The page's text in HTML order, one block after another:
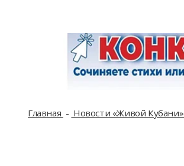
Главная Новости «Живой Кубани»